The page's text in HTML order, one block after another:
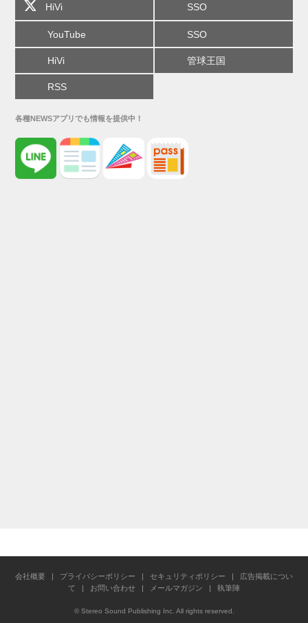
HiVi SSO
YouTube SSO
HiVi 管球王国
RSS
各種NEWSアプリでも情報を提供中！
会社概要 | プライバシーポリシー | セキュリティポリシー | 広告掲載につい
て | お問い合わせ | メールマガジン | 執筆陣
© Stereo Sound Publishing Inc. All rights reserved.